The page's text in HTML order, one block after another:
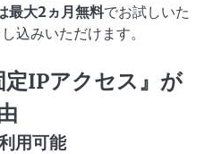
最大2ヵ月無料でお試しいた
込みいただけます。
定IPアクセス』が
用可能